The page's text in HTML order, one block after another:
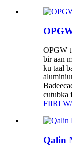
OPGW
bir aan
ku taal
cutubka
FIIRI
Qalin